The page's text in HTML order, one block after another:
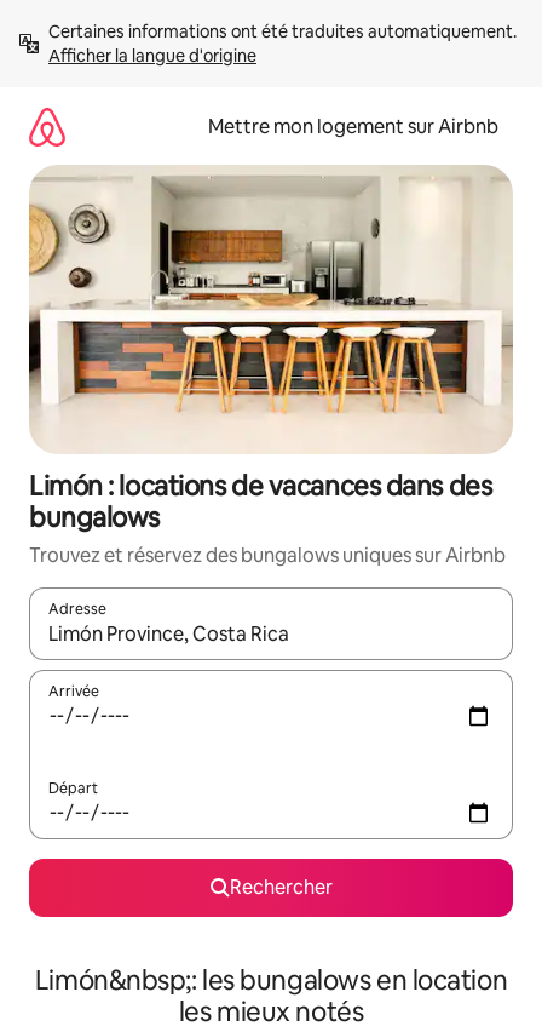
directement
Afficher la langue d'origine
Mettre mon logement sur Airbnb
Limón : locations de vacances dans des
bungalows
Trouvez et réservez des bungalows uniques sur Airbnb
Adresse
Lorsque les résultats s'affichent, utilisez les flèches vers le
Arrivée
Départ
Rechercher
Limón&nbsp;: les bungalows en location
les mieux notés